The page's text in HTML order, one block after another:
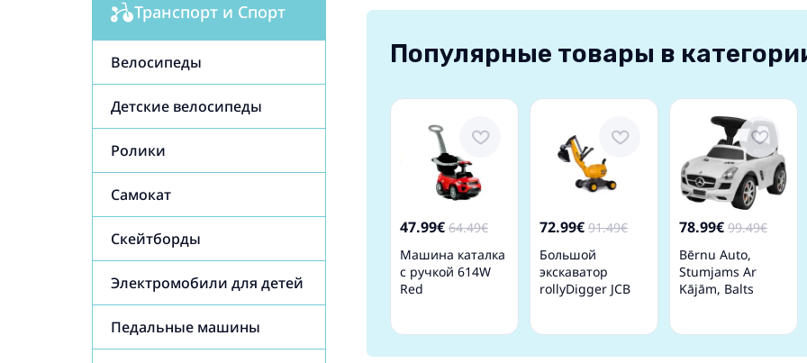
Транспорт и Спорт
Велосипеды
Детские велосипеды
Ролики
Самокат
Cкейтборды
Электромобили для детей
Педальные машины
Популярные товары в
47.99€ 64.49€
Машина каталка
с ручкой 614W
Red
72.99€ 91.49€
Большой
экскаватор
rollyDigger JCB
78.99€ 99.49€
Bērnu Auto,
Stumjams Ar
Kājām, Balts